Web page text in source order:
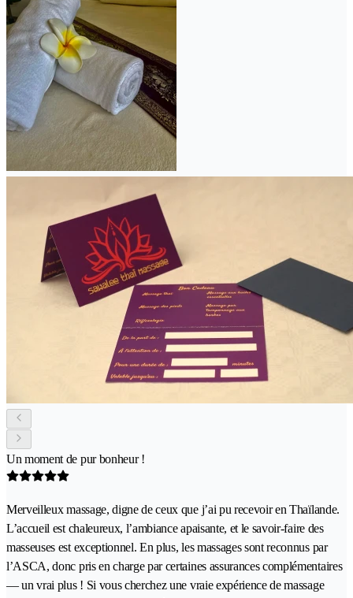
Un moment de pur bonheur !
Merveilleux massage, digne de ceux que j’ai pu recevoir en Thaïlande.
L’accueil est chaleureux, l’ambiance apaisante, et le savoir-faire des
masseuses est exceptionnel. En plus, les massages sont reconnus par
l’ASCA, donc pris en charge par certaines assurances complémentaires
— un vrai plus ! Si vous cherchez une vraie expérience de massage